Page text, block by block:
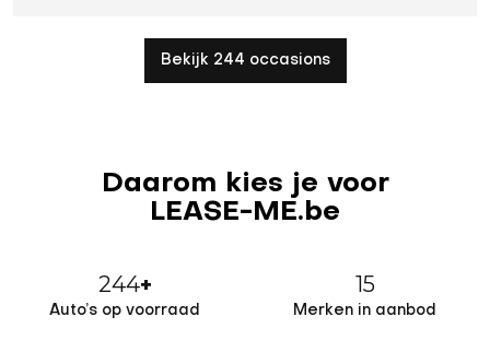
Bekijk 244 occasions
Daarom kies je voor
LEASE-ME.be
244+
Auto’s op voorraad
15
Merken in aanbod